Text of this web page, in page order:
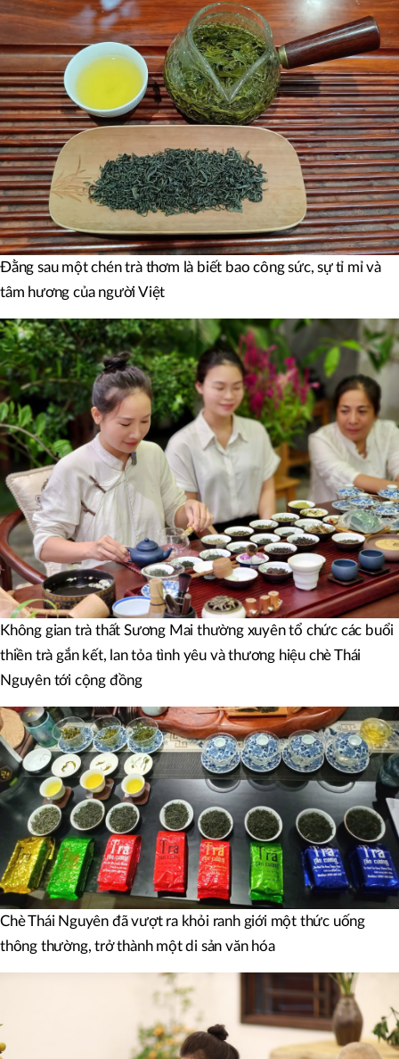
Đằng sau một chén trà thơm là biết bao công sức, sự tỉ mỉ và
tâm hương của người Việt
Không gian trà thất Sương Mai thường xuyên tổ chức các buổi
thiền trà gắn kết, lan tỏa tình yêu và thương hiệu chè Thái
Nguyên tới cộng đồng
Chè Thái Nguyên đã vượt ra khỏi ranh giới một thức uống
thông thường, trở thành một di sản văn hóa